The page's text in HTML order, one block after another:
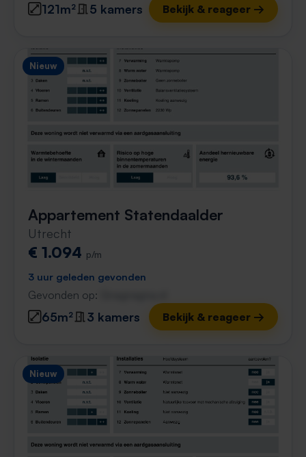
121m² 5 kamers Bekijk & reageer →
Nieuw
Appartement Statendaalder
Utrecht
€ 1.094 p/m
3 uur geleden gevonden
Gevonden op:
65m² 3 kamers Bekijk & reageer →
Nieuw